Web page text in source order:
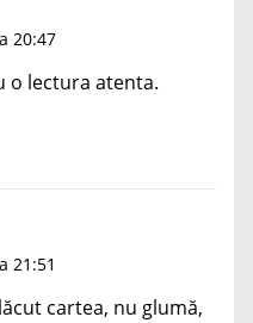
20:47
lectura atenta.
21:51
cartea, nu glumă,